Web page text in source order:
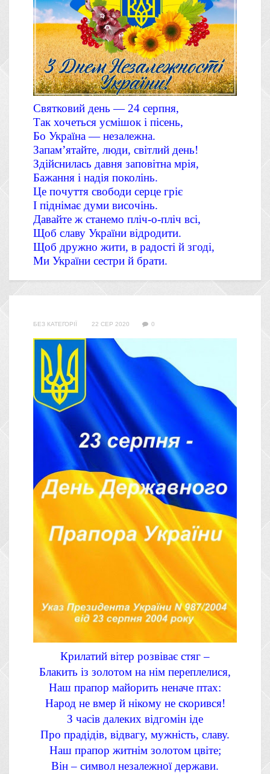
Святковий день — 24 серпня,
Так хочеться усмішок і пісень,
Бо Україна — незалежна.
Запам’ятайте, люди, світлий день!
Здійснилась давня заповітна мрія,
Бажання і надія поколінь.
Це почуття свободи серце гріє
І піднімає думи височінь.
Давайте ж станемо пліч-о-пліч всі,
Щоб славу України відродити.
Щоб дружно жити, в радості й згоді,
Ми України сестри й брати.
БЕЗ КАТЕГОРІЇ 22 СЕР 2020 0
Крилатий вітер розвіває стяг –
Блакить із золотом на нім переплелися,
Наш прапор майорить неначе птах:
Народ не вмер й нікому не скорився!
З часів далеких відгомін іде
Про прадідів, відвагу, мужність, славу.
Наш прапор житнім золотом цвіте;
Він – символ незалежної держави.